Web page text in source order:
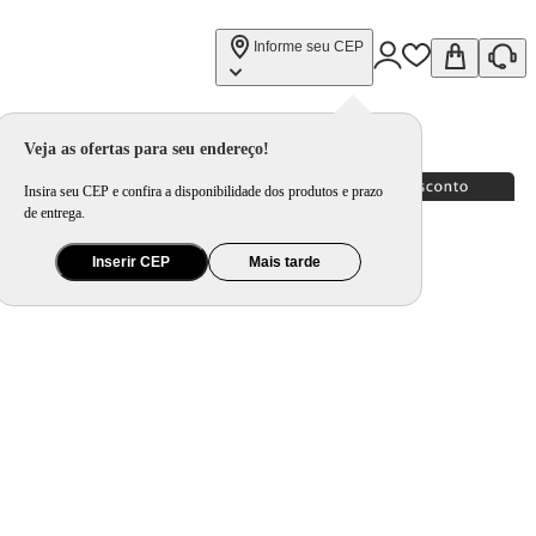
Informe seu CEP
Veja as ofertas para seu endereço!
Insira seu CEP e confira a disponibilidade dos produtos e prazo
de entrega.
Inserir CEP Mais tarde
2,05 Litros Cappuccino